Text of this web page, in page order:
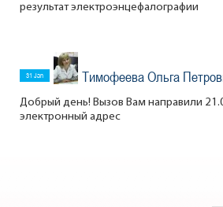
результат электроэнцефалографии
31 Jan Тимофеева Ольга
Добрый день! Вызов Вам направили
электронный адрес